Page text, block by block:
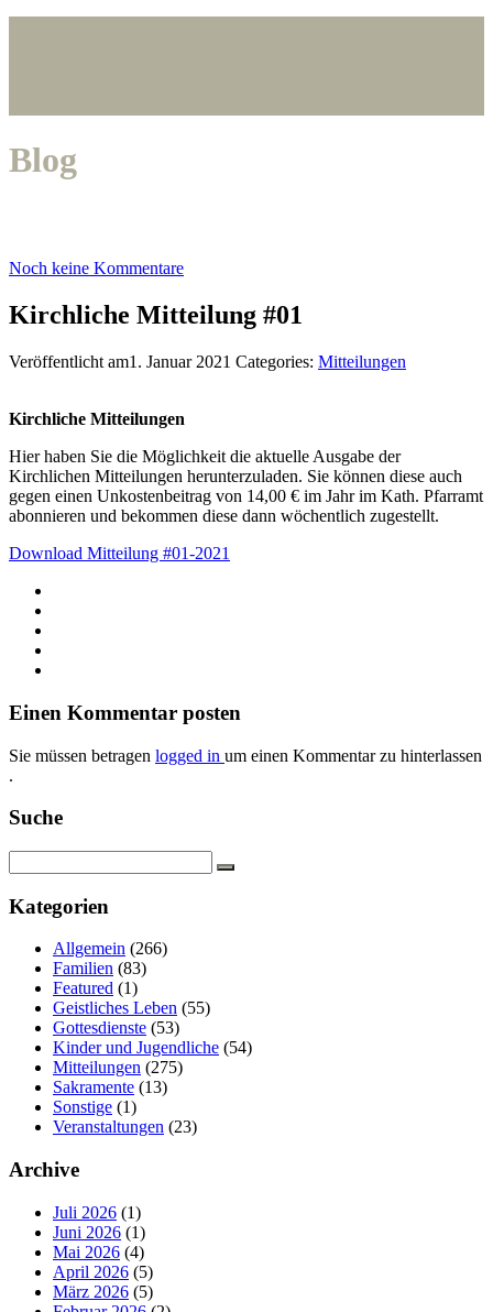
Blog
Noch keine Kommentare
Kirchliche Mitteilung #01
Veröffentlicht am1. Januar 2021 Categories: Mitteilungen
Kirchliche Mitteilungen
Hier haben Sie die Möglichkeit die aktuelle Ausgabe der
Kirchlichen Mitteilungen herunterzuladen. Sie können diese auch
gegen einen Unkostenbeitrag von 14,00 € im Jahr im Kath. Pfarramt
abonnieren und bekommen diese dann wöchentlich zugestellt.
Download Mitteilung #01-2021
Einen Kommentar posten
Sie müssen betragen logged in um einen Kommentar zu hinterlassen
.
Suche
Kategorien
Allgemein (266)
Familien (83)
Featured (1)
Geistliches Leben (55)
Gottesdienste (53)
Kinder und Jugendliche (54)
Mitteilungen (275)
Sakramente (13)
Sonstige (1)
Veranstaltungen (23)
Archive
Juli 2026 (1)
Juni 2026 (1)
Mai 2026 (4)
April 2026 (5)
März 2026 (5)